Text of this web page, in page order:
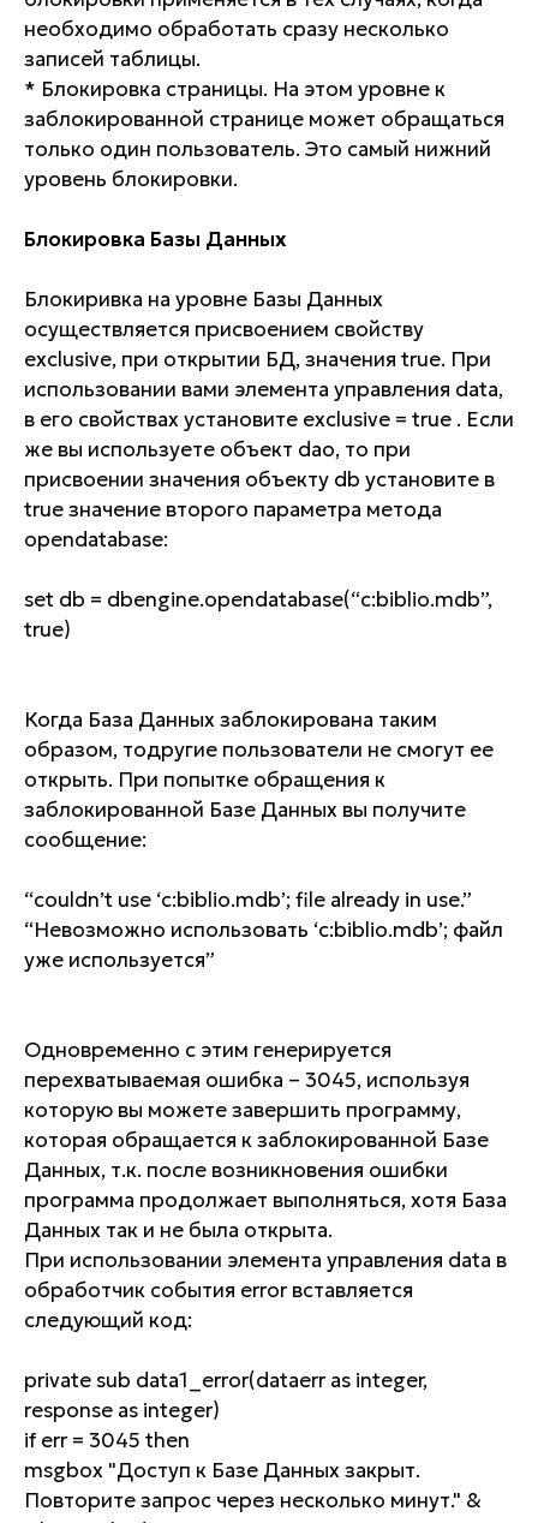
необходимо обработать сразу несколько
записей таблицы.
* Блокировка страницы. На этом уровне к
заблокированной странице может обращаться
только один пользователь. Это самый нижний
уровень блокировки.
Блокировка Базы Данных
Блокиривка на уровне Базы Данных
осуществляется присвоением свойству
exclusive, при открытии БД, значения true. При
использовании вами элемента управления data,
в его свойствах установите exclusive = true . Если
же вы используете объект dao, то при
присвоении значения объекту db установите в
true значение второго параметра метода
opendatabase:
set db = dbengine.opendatabase(“c:biblio.mdb”,
true)
Когда База Данных заблокирована таким
образом, тодругие пользователи не смогут ее
открыть. При попытке обращения к
заблокированной Базе Данных вы получите
сообщение:
“couldn’t use ‘c:biblio.mdb’; file already in use.”
“Невозможно использовать ‘c:biblio.mdb’; файл
уже используется”
Одновременно с этим генерируется
перехватываемая ошибка – 3045, используя
которую вы можете завершить программу,
которая обращается к заблокированной Базе
Данных, т.к. после возникновения ошибки
программа продолжает выполняться, хотя База
Данных так и не была открыта.
При использовании элемента управления data в
обработчик события error вставляется
следующий код:
private sub data1_error(dataerr as integer,
response as integer)
if err = 3045 then
msgbox "Доступ к Базе Данных закрыт.
Повторите запрос через несколько минут." &